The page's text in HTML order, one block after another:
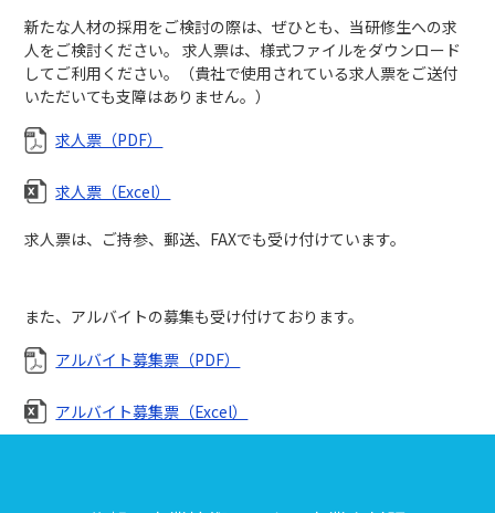
新たな人材の採用をご検討の際は、ぜひとも、当研修生への求
人をご検討ください。 求人票は、様式ファイルをダウンロード
してご利用ください。（貴社で使用されている求人票をご送付
いただいても支障はありません。）
求人票（PDF）
求人票（Excel）
求人票は、ご持参、郵送、FAXでも受け付けています。
また、アルバイトの募集も受け付けております。
アルバイト募集票（PDF）
アルバイト募集票（Excel）